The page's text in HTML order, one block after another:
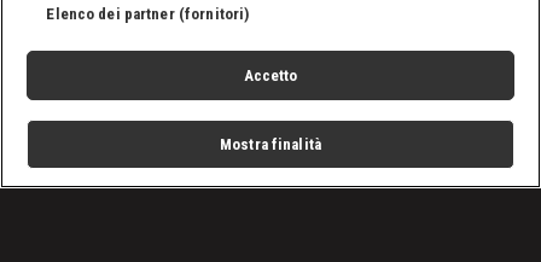
Elenco dei partner (fornitori)
Accetto
Mostra finalità